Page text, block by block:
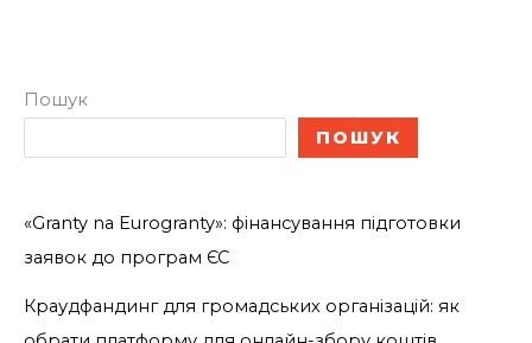
Пошук
ПОШУК
«Granty na Eurogranty»: фінансування підготовки
заявок до програм ЄС
Краудфандинг для громадських організацій: як